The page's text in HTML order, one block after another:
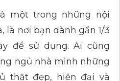
một trong những nội
là nơi bạn dành gần 1/3
để sử dụng. Ai cũng
ngủ nhà mình những
thật đẹp, hiện đại và